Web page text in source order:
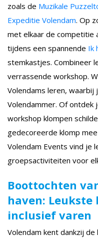
zoals de Muzikale
Expeditie Volendam. Op
met elkaar de competitie
tijdens een spannende Ik
stemkastjes. Combineer
verrassende workshop.
Volendams leren,
Volendammer. Of
workshop klompen
gedecoreerde klomp
Volendam Events vind je
groepsactiviteiten voor
Boottochten
haven:
inclusief varen
Volendam kent dankzij